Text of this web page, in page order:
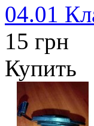
04.01
15 грн
Купить